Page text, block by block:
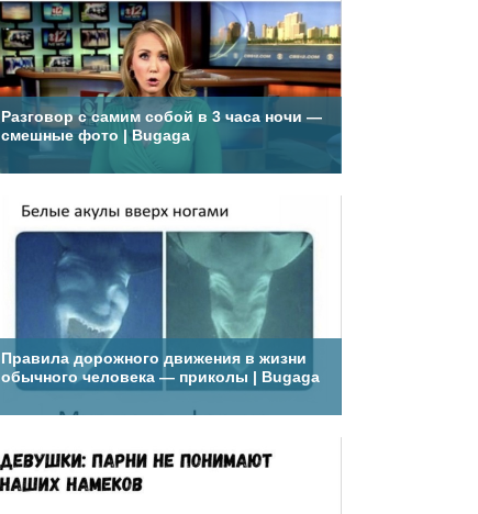
Разговор с самим собой в 3 часа ночи —
смешные фото | Bugaga
Правила дорожного движения в жизни
обычного человека — приколы | Bugaga